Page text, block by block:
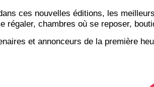
ces nouvelles éditions, les
chambres où se reposer,
et annonceurs de la première